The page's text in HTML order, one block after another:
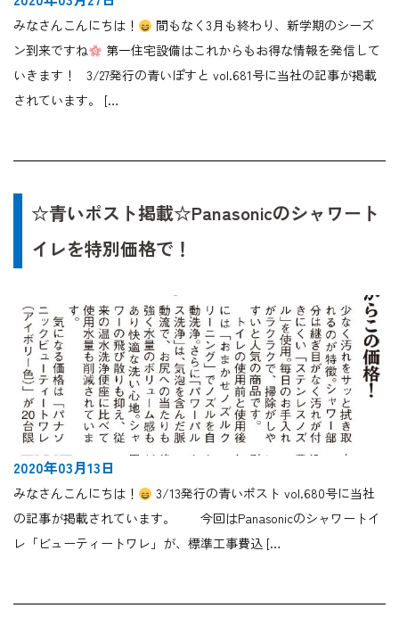
みなさんこんにちは！
間もなく3月も終わり、新学期のシーズ
ン到来ですね
第一住宅設備はこれからもお得な情報を発信して
いきます！ 3/27発行の青いぽすと vol.681号に当社の記事が掲載
されています。 […
☆青いポスト掲載☆Panasonicのシャワート
イレを特別価格で！
2020年03月13日
みなさんこんにちは！
3/13発行の青いポスト vol.680号に当社
の記事が掲載されています。 今回はPanasonicのシャワートイ
レ「ビューティートワレ」が、標準工事費込 […